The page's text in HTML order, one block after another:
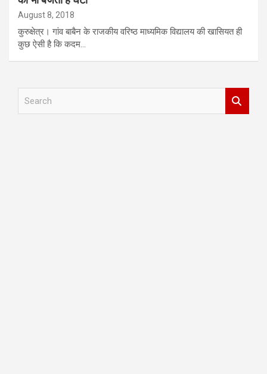
August 8, 2018
कुरुक्षेत्र। गांव बाबैन के राजकीय वरिष्ठ माध्यमिक विद्यालय की खासियत ही
कुछ ऐसी है कि कदम…